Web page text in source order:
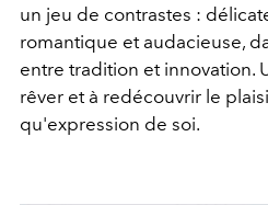
un jeu de contrastes :
romantique et audacieuse,
entre tradition et innovation.
rêver et à redécouvrir le
qu'expression de soi.